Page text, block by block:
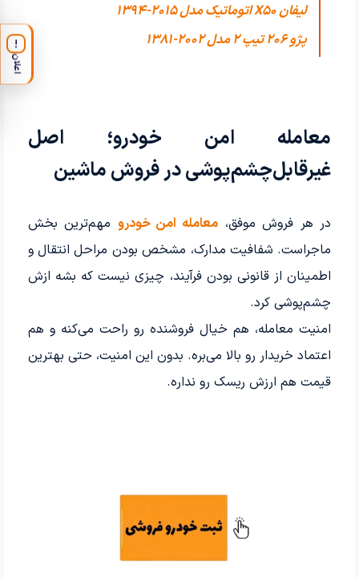
لیفان X50 اتوماتیک مدل 2015-1394
پژو 206 تیپ ۲ مدل 2002-1381
معامله امن خودرو؛ اصل
غیرقابل‌چشم‌پوشی در فروش ماشین
در هر فروش موفق، معامله امن خودرو مهم‌ترین بخش
ماجراست. شفافیت مدارک، مشخص بودن مراحل انتقال و
اطمینان از قانونی بودن فرآیند، چیزی نیست که بشه ازش
چشم‌پوشی کرد.
امنیت معامله، هم خیال فروشنده رو راحت می‌کنه و هم
اعتماد خریدار رو بالا می‌بره. بدون این امنیت، حتی بهترین
قیمت هم ارزش ریسک رو نداره.
!
اعلان